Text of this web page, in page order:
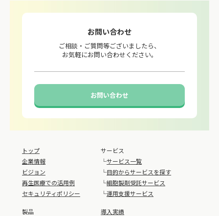
お問い合わせ
ご相談・ご質問等ございましたら、
お気軽にお問い合わせください。
お問い合わせ
トップ
企業情報
ビジョン
再生医療での活用例
セキュリティポリシー
サービス
└サービス一覧
└目的からサービスを探す
└細胞製剤受託サービス
└運用支援サービス
製品 導入実績